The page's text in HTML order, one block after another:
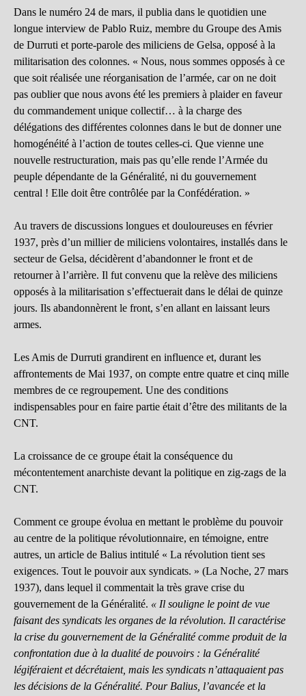
Dans le numéro 24 de mars, il publia dans le quotidien une
longue interview de Pablo Ruiz, membre du Groupe des Amis
de Durruti et porte-parole des miliciens de Gelsa, opposé à la
militarisation des colonnes. « Nous, nous sommes opposés à ce
que soit réalisée une réorganisation de l’armée, car on ne doit
pas oublier que nous avons été les premiers à plaider en faveur
du commandement unique collectif… à la charge des
délégations des différentes colonnes dans le but de donner une
homogénéité à l’action de toutes celles-ci. Que vienne une
nouvelle restructuration, mais pas qu’elle rende l’Armée du
peuple dépendante de la Généralité, ni du gouvernement
central ! Elle doit être contrôlée par la Confédération. »
Au travers de discussions longues et douloureuses en février
1937, près d’un millier de miliciens volontaires, installés dans le
secteur de Gelsa, décidèrent d’abandonner le front et de
retourner à l’arrière. Il fut convenu que la relève des miliciens
opposés à la militarisation s’effectuerait dans le délai de quinze
jours. Ils abandonnèrent le front, s’en allant en laissant leurs
armes.
Les Amis de Durruti grandirent en influence et, durant les
affrontements de Mai 1937, on compte entre quatre et cinq mille
membres de ce regroupement. Une des conditions
indispensables pour en faire partie était d’être des militants de la
CNT.
La croissance de ce groupe était la conséquence du
mécontentement anarchiste devant la politique en zig-zags de la
CNT.
Comment ce groupe évolua en mettant le problème du pouvoir
au centre de la politique révolutionnaire, en témoigne, entre
autres, un article de Balius intitulé « La révolution tient ses
exigences. Tout le pouvoir aux syndicats. » (La Noche, 27 mars
1937), dans lequel il commentait la très grave crise du
gouvernement de la Généralité. « Il souligne le point de vue
faisant des syndicats les organes de la révolution. Il caractérise
la crise du gouvernement de la Généralité comme produit de la
confrontation due à la dualité de pouvoirs : la Généralité
légiféraient et décrétaient, mais les syndicats n’attaquaient pas
les décisions de la Généralité. Pour Balius, l’avancée et la